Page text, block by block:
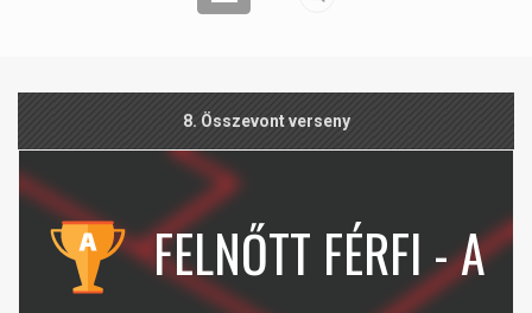
8. Összevont verseny
FELNŐTT FÉRFI - A